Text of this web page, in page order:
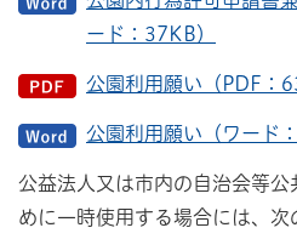
ード：37KB）
公園利用願い（PDF：
公園利用願い（ワード
公益法人又は市内の自治会等公
めに一時使用する場合には、